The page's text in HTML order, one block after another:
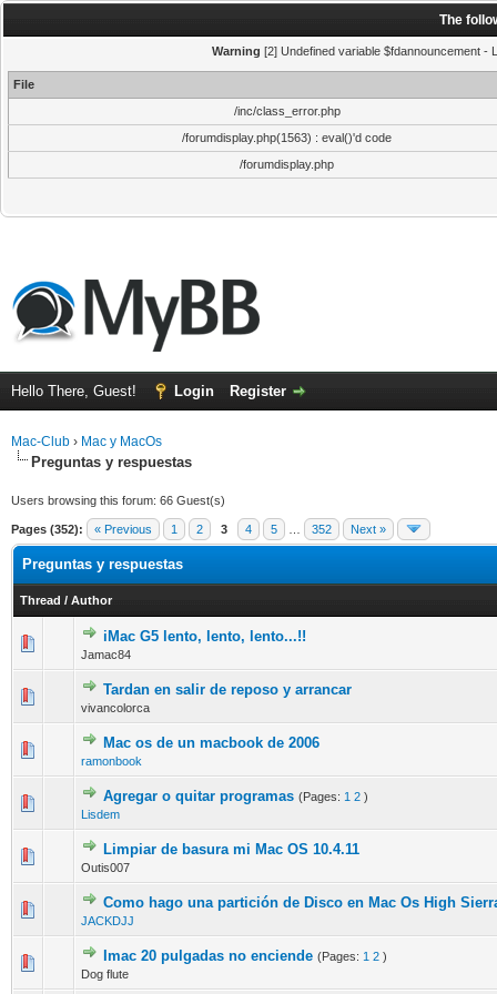
The
Warning [2] Undefined variable $fdannouncement -
File
/inc/class_error.php
/forumdisplay.php(1563) : eval()'d code
/forumdisplay.php
Hello There, Guest! Login Register
Mac-Club › Mac y MacOs
Preguntas y respuestas
Users browsing this forum: 66 Guest(s)
Pages (352): « Previous 1 2 3 4 5 352 Next »
Preguntas y respuestas
Thread / Author
iMac G5 lento, lento, lento...!!
Jamac84
0 Vote(s) - 0 out of 5 in Average
12 345
Tardan en salir de reposo y arrancar
vivancolorca
0 Vote(s) - 0 out of 5 in Average
12345
Mac os de un macbook de 2006
ramonbook
0 Vote(s) - 0 out of 5 in Average
1234 5
Agregar o quitar programas (Pages: 1 2 )
Lisdem
0 Vote(s) - 0 out of 5 in Average
12345
Limpiar de basura mi Mac OS 10.4.11
Outis007
0 Vote(s) - 0 out of 5 in Average
12345
Como hago una partición de Disco en Mac Os High
JACKDJJ
0 Vote(s) - 0 out of 5 in Average
1 2345
Imac 20 pulgadas no enciende (Pages: 1 2 )
Dog flute
0 Vote(s) - 0 out of 5 in Average
12 345